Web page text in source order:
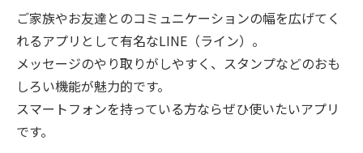
ご家族やお友達とのコミュニケーションの幅を広げてく
れるアプリとして有名なLINE（ライン）。
メッセージのやり取りがしやすく、スタンプなどのおも
しろい機能が魅力的です。
スマートフォンを持っている方ならぜひ使いたいアプリ
です。